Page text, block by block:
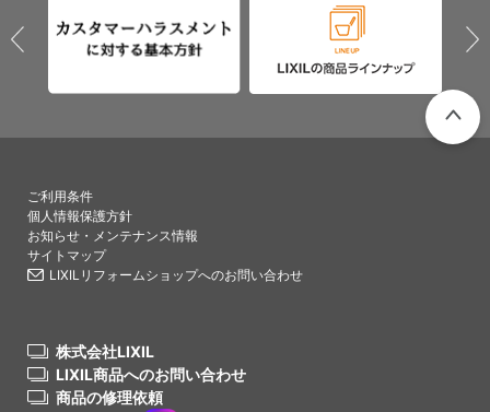
ご利用条件
個人情報保護方針
お知らせ・メンテナンス情報
サイトマップ
LIXILリフォームショップへのお問い合わせ
株式会社LIXIL
LIXIL商品へのお問い合わせ
商品の修理依頼